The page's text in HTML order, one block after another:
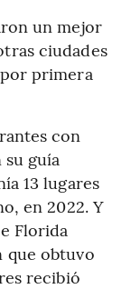
un mejor
ciudades
primera
con
guía
13 lugares
en 2022. Y
Florida
que obtuvo
recibió